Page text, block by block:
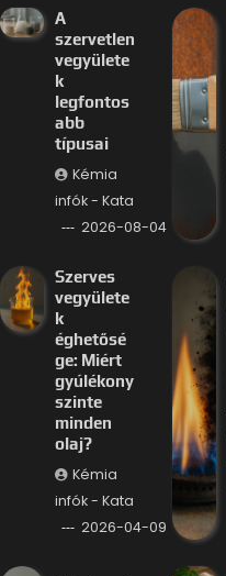
A
szervetlen
vegyülete
k
legfontos
abb
típusai
Kémia
infók - Kata
2026-08-04
Szerves
vegyülete
k
éghetősé
ge: Miért
gyúlékony
szinte
minden
olaj?
Kémia
infók - Kata
2026-04-09